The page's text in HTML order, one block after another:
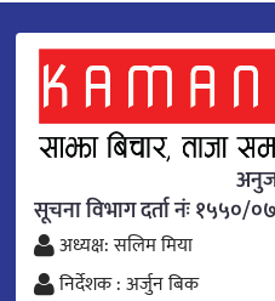
अनुज
सूचना विभाग दर्ता नंः १५५०/
अध्यक्ष: सलिम मिया
निर्देशक : अर्जुन बिक